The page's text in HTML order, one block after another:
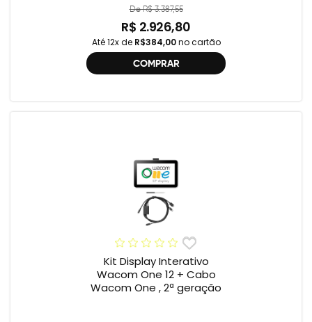
geração , DTC121 ,
DTH134W,
De R$ 3.387,55
R$ 2.926,80
Até 12x de R$384,00no cartão
COMPRAR
Kit Display Interativo
Wacom One 12 + Cabo
Wacom One , 2ª geração